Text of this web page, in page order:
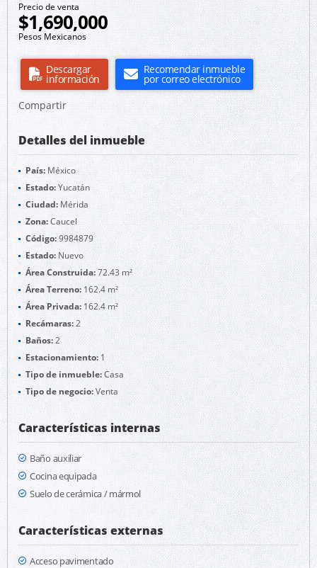
Precio de venta
$1,690,000
Pesos Mexicanos
Descargar
información
Recomendar inmueble
por correo electrónico
Compartir
Detalles del inmueble
País:México
Estado:Yucatán
Ciudad:Mérida
Zona:Caucel
Código:9984879
Estado:Nuevo
Área Construida:72.43 m²
Área Terreno:162.4 m²
Área Privada: 162.4 m²
Recámaras:2
Baños:2
Estacionamiento:1
Tipo de inmueble:Casa
Tipo de negocio:Venta
Características internas
Baño auxiliar
Cocina equipada
Suelo de cerámica / mármol
Características externas
Acceso pavimentado